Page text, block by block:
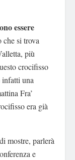
essere
si trova
più
crocifisso
infatti una
Fra’
era già
mostre, parlerà
e